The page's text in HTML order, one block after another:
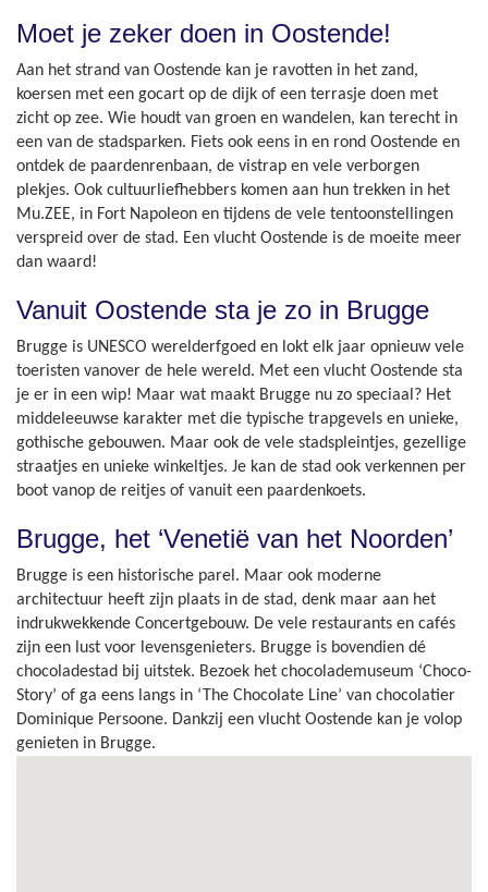
Moet je zeker doen in Oostende!
Aan het strand van Oostende kan je ravotten in het zand,
koersen met een gocart op de dijk of een terrasje doen met
zicht op zee. Wie houdt van groen en wandelen, kan terecht in
een van de stadsparken. Fiets ook eens in en rond Oostende en
ontdek de paardenrenbaan, de vistrap en vele verborgen
plekjes. Ook cultuurliefhebbers komen aan hun trekken in het
Mu.ZEE, in Fort Napoleon en tijdens de vele tentoonstellingen
verspreid over de stad. Een vlucht Oostende is de moeite meer
dan waard!
Vanuit Oostende sta je zo in Brugge
Brugge is UNESCO werelderfgoed en lokt elk jaar opnieuw vele
toeristen vanover de hele wereld. Met een vlucht Oostende sta
je er in een wip! Maar wat maakt Brugge nu zo speciaal? Het
middeleeuwse karakter met die typische trapgevels en unieke,
gothische gebouwen. Maar ook de vele stadspleintjes, gezellige
straatjes en unieke winkeltjes. Je kan de stad ook verkennen per
boot vanop de reitjes of vanuit een paardenkoets.
Brugge, het ‘Venetië van het Noorden’
Brugge is een historische parel. Maar ook moderne
architectuur heeft zijn plaats in de stad, denk maar aan het
indrukwekkende Concertgebouw. De vele restaurants en cafés
zijn een lust voor levensgenieters. Brugge is bovendien dé
chocoladestad bij uitstek. Bezoek het chocolademuseum ‘Choco-
Story’ of ga eens langs in ‘The Chocolate Line’ van chocolatier
Dominique Persoone. Dankzij een vlucht Oostende kan je volop
genieten in Brugge.